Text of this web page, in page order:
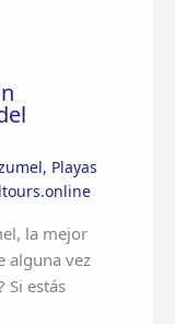
, Playas
la mejor
alguna vez
Si estás